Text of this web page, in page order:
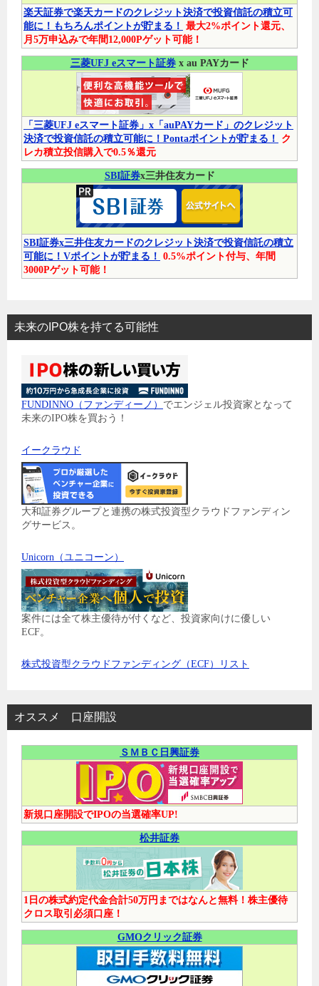
楽天証券で楽天カードのクレジット決済で投資信託の積立可
能に！もちろんポイントが貯まる！ 最大2%ポイント還元、
月5万申込みで年間12,000Pゲット可能！
三菱UFJ eスマート証券x au PAYカード
「三菱UFJ eスマート証券」x「auPAYカード」のクレジット
決済で投資信託の積立可能に！Pontaポイントが貯まる！
ク
レカ積立投信購入で0.5％還元
SBI証券x三井住友カード
SBI証券x三井住友カードのクレジット決済で投資信託の積立
可能に！Vポイントが貯まる！ 0.5%ポイント付与、年間
3000Pゲット可能！
未来のIPO株を持てる可能性
FUNDINNO（ファンディーノ） でエンジェル投資家となって
未来のIPO株を買おう！
イークラウド
大和証券グループと連携の株式投資型クラウドファンディン
グサービス。
Unicorn（ユニコーン）
案件には全て株主優待が付くなど、投資家向けに優しい
ECF。
株式投資型クラウドファンディング（ECF）リスト
オススメ 口座開設
ＳＭＢＣ日興証券
新規口座開設でIPOの当選確率UP!
松井証券
1日の株式約定代金合計50万円まではなんと無料！株主優待
クロス取引必須口座！
GMOクリック証券